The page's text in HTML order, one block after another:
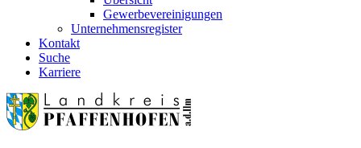
Gewerbevereinigungen
Unternehmensregister
Kontakt
Suche
Karriere